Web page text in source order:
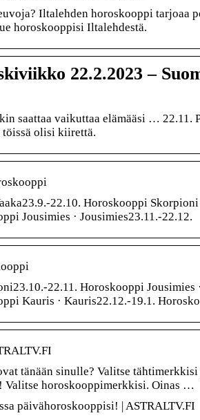
Iltalehden horoskooppi tarjoaa
horoskooppisi Iltalehdestä.
22.2.2023 –
saattaa vaikuttaa elämääsi … 22.11.
olisi kiirettä.
22.10. Horoskooppi Skorpioni
Jousimies · Jousimies23.11.-22.12.
22.11. Horoskooppi Jousimies ·
Kauris · Kauris22.12.-19.1.
tänään sinulle? Valitse tähtimerkkisi
Valitse horoskooppimerkkisi. Oinas …
päivähoroskooppisi! | ASTRALTV.FI